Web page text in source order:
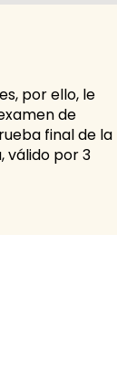
por ello, le
de
final de la
válido por 3